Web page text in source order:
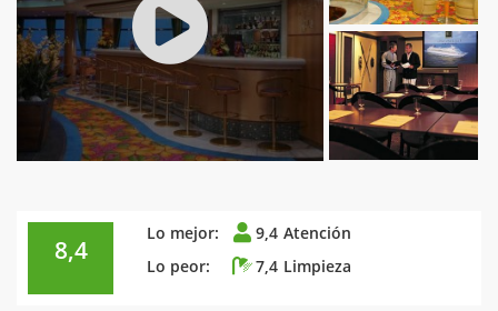
8,4
Lo mejor: 9,4 Atención
Lo peor:
7,4 Limpieza